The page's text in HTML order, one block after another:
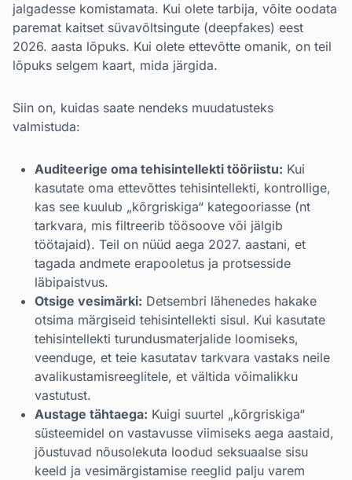
jalgadesse komistamata. Kui olete tarbija, võite oodata
paremat kaitset süvavõltsingute (deepfakes) eest
2026. aasta lõpuks. Kui olete ettevõtte omanik, on teil
lõpuks selgem kaart, mida järgida.
Siin on, kuidas saate nendeks muudatusteks
valmistuda:
Auditeerige oma tehisintellekti tööriistu: Kui
kasutate oma ettevõttes tehisintellekti, kontrollige,
kas see kuulub „kõrgriskiga“ kategooriasse (nt
tarkvara, mis filtreerib töösoove või jälgib
töötajaid). Teil on nüüd aega 2027. aastani, et
tagada andmete erapooletus ja protsesside
läbipaistvus.
Otsige vesimärki: Detsembri lähenedes hakake
otsima märgiseid tehisintellekti sisul. Kui kasutate
tehisintellekti turundusmaterjalide loomiseks,
veenduge, et teie kasutatav tarkvara vastaks neile
avalikustamisreeglitele, et vältida võimalikku
vastutust.
Austage tähtaega: Kuigi suurtel „kõrgriskiga“
süsteemidel on vastavusse viimiseks aega aastaid,
jõustuvad nõusolekuta loodud seksuaalse sisu
keeld ja vesimärgistamise reeglid palju varem